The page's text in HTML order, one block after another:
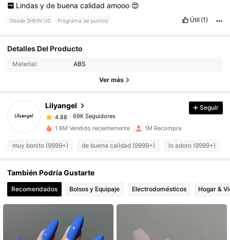
Lindas y de buena calidad amooo 😍
Desde SHEIN US Programa de puntos Útil (1)
Detalles Del Producto
Material: ABS
Ver más
Lilyangel
4.88
69K Seguidores
4.88
69K Seguidores
b***a
pagóHace 6 horas
4.88 69K Seguidores
4.88 69K Seguidores
4.88 69K Seguidores
Seguir
1.8M Vendido recientemente 1M Recompra
muy bonito (9999+) de buena calidad (9999+) lo adoro (9999+)
También Podría Gustarte
Recomendados Bolsos y Equipaje Electrodomésticos Hogar &